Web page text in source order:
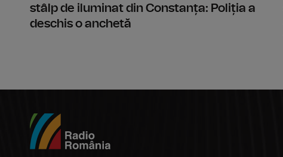
stâlp de iluminat din Constanța: Poliția a
deschis o anchetă